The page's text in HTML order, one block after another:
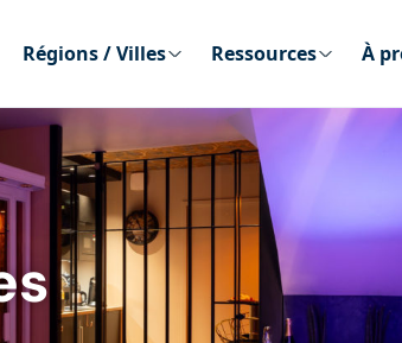
Régions / Villes Ressources À